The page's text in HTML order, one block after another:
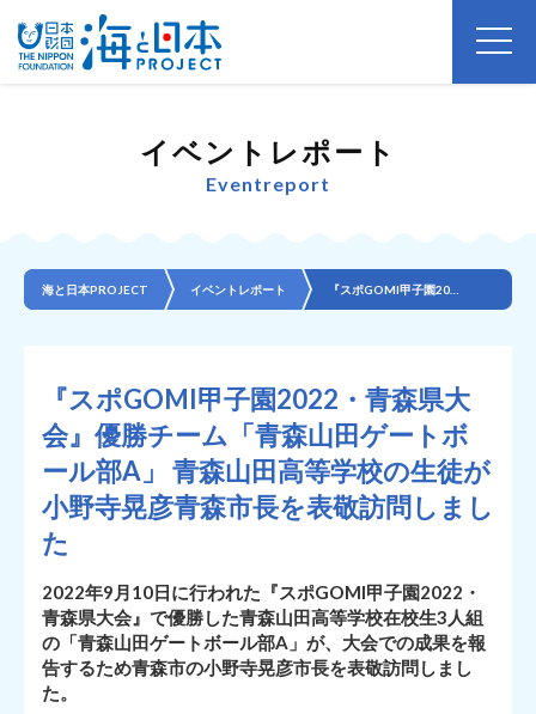
イベントレポート
Eventreport
海と日本PROJECT イベントレポート
『スポGOMI甲子園2022・青森県大
会』優勝チーム「青森山田ゲートボ
ール部A」 青森山田高等学校の生徒が
小野寺晃彦青森市長を表敬訪問しまし
た
2022年9月10日に行われた『スポGOMI甲子園2022・
青森県大会』で優勝した青森山田高等学校在校生3人組
の「青森山田ゲートボール部A」が、大会での成果を報
告するため青森市の小野寺晃彦市長を表敬訪問しまし
た。